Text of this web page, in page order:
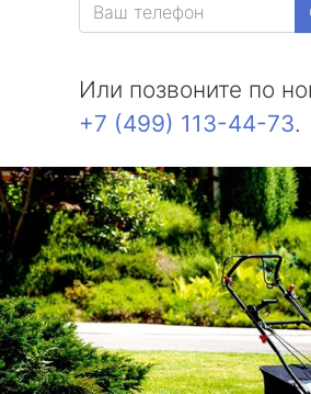
Или позвоните по
+7 (499) 113-44-73.